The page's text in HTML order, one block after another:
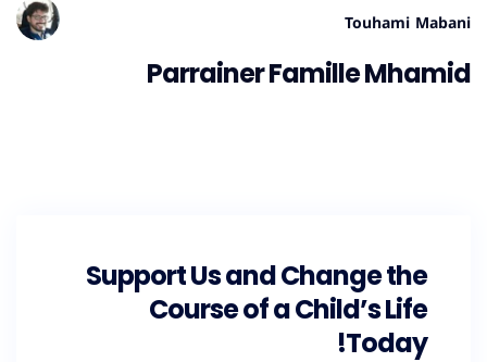
Touhami Mabani
Parrainer Famille Mhamid
Support Us and Change the
Course of a Child’s Life
Today!